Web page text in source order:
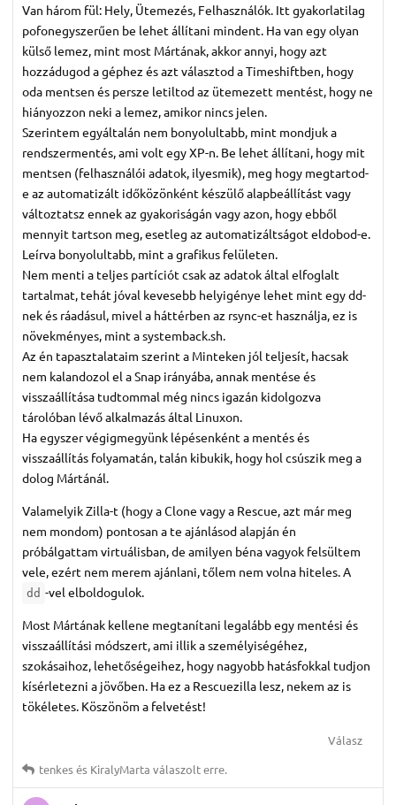
Van három fül: Hely, Ütemezés, Felhasználók. Itt gyakorlatilag
pofonegyszerűen be lehet állítani mindent. Ha van egy olyan
külső lemez, mint most Mártának, akkor annyi, hogy azt
hozzádugod a géphez és azt választod a Timeshiftben, hogy
oda mentsen és persze letiltod az ütemezett mentést, hogy ne
hiányozzon neki a lemez, amikor nincs jelen.
Szerintem egyáltalán nem bonyolultabb, mint mondjuk a
rendszermentés, ami volt egy XP-n. Be lehet állítani, hogy mit
mentsen (felhasználói adatok, ilyesmik), meg hogy megtartod-
e az automatizált időközönként készülő alapbeállítást vagy
változtatsz ennek az gyakoriságán vagy azon, hogy ebből
mennyit tartson meg, esetleg az automatizáltságot eldobod-e.
Leírva bonyolultabb, mint a grafikus felületen.
Nem menti a teljes partíciót csak az adatok által elfoglalt
tartalmat, tehát jóval kevesebb helyigénye lehet mint egy dd-
nek és ráadásul, mivel a háttérben az rsync-et használja, ez is
növekményes, mint a systemback.sh.
Az én tapasztalataim szerint a Minteken jól teljesít, hacsak
nem kalandozol el a Snap irányába, annak mentése és
visszaállítása tudtommal még nincs igazán kidolgozva
tárolóban lévő alkalmazás által Linuxon.
Ha egyszer végigmegyünk lépésenként a mentés és
visszaállítás folyamatán, talán kibukik, hogy hol csúszik meg a
dolog Mártánál.
Valamelyik Zilla-t (hogy a Clone vagy a Rescue, azt már meg
nem mondom) pontosan a te ajánlásod alapján én
próbálgattam virtuálisban, de amilyen béna vagyok felsültem
vele, ezért nem merem ajánlani, tőlem nem volna hiteles. A
dd -vel elboldogulok.
Most Mártának kellene megtanítani legalább egy mentési és
visszaállítási módszert, ami illik a személyiségéhez,
szokásaihoz, lehetőségeihez, hogy nagyobb hatásfokkal tudjon
kísérletezni a jövőben. Ha ez a Rescuezilla lesz, nekem az is
tökéletes. Köszönöm a felvetést!
Válasz
tenkesés KiralyMarta válaszolt erre.